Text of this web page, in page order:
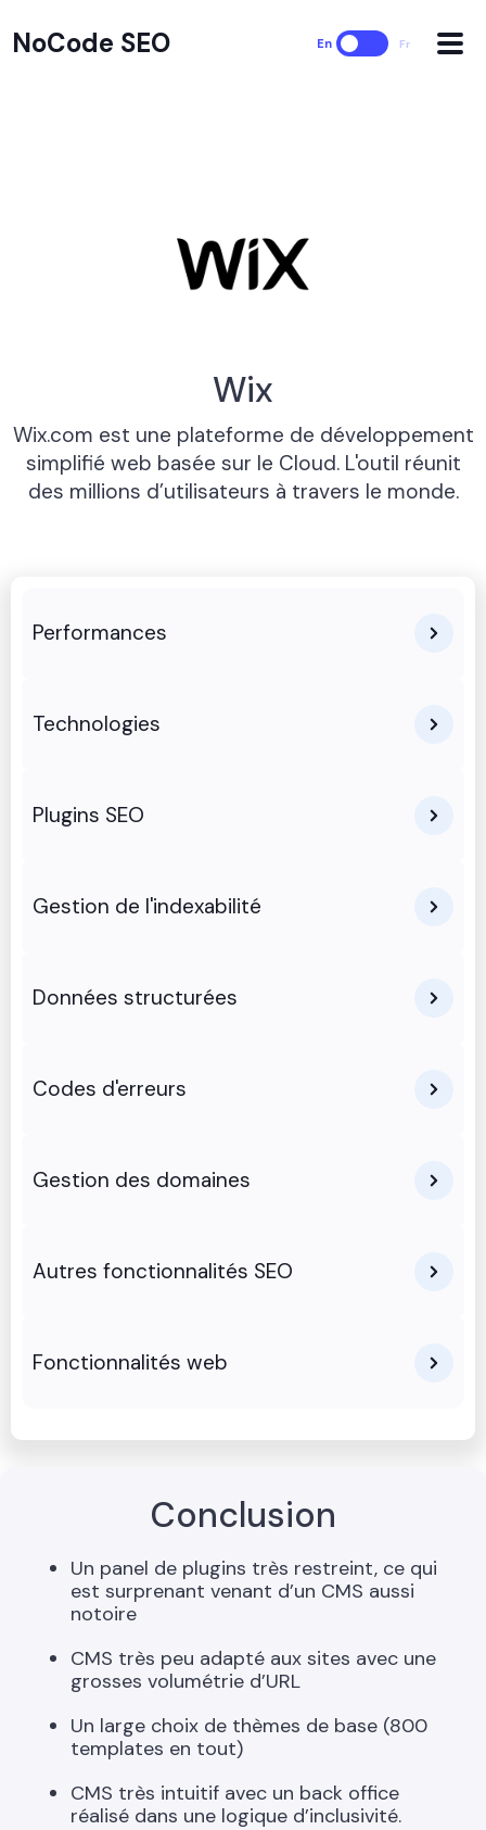
NoCode SEO En Fr
Wix
Wix.com est une plateforme de développement
simplifié web basée sur le Cloud. L'outil réunit
des millions d’utilisateurs à travers le monde.
Performances
Technologies
Plugins SEO
Gestion de l'indexabilité
Données structurées
Codes d'erreurs
Gestion des domaines
Autres fonctionnalités SEO
Fonctionnalités web
Conclusion
Un panel de plugins très restreint, ce qui
est surprenant venant d’un CMS aussi
notoire
CMS très peu adapté aux sites avec une
grosses volumétrie d’URL
Un large choix de thèmes de base (800
templates en tout)
CMS très intuitif avec un back office
réalisé dans une logique d’inclusivité.